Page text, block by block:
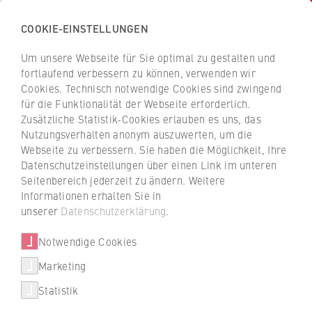
Z
u
ü
k
u
S
a
H
c
h
s
c
h
u
l
e
f
r
W
i
r
Z
u
r
ü
c
k
z
u
r
t
a
t
Forschung und Transfer
Emotionalen Stress in Pflege
und Weiterbildung senken
Immer mehr Druck und immer weniger
Solidarität? Die HWR Berlin erforscht Wege,
um die emotionalen Belastungen in der
stationären Pflege und beruflichen
Weiterbildung nachhaltig zu verringern.
COOKIE-EINSTELLUNGEN
Um unsere Webseite für Sie optimal zu gestalten und
fortlaufend verbessern zu können, verwenden wir
Cookies. Technisch notwendige Cookies sind zwingend
für die Funktionalität der Webseite erforderlich.
Zusätzliche Statistik-Cookies erlauben es uns, das
Nutzungsverhalten anonym auszuwerten, um die
Webseite zu verbessern. Sie haben die Möglichkeit, Ihre
Datenschutzeinstellungen über einen Link im unteren
Seitenbereich jederzeit zu ändern. Weitere
Informationen erhalten Sie in
unserer Datenschutzerklärung
Notwendige Cookies
Marketing
Statistik